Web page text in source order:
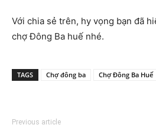
Với chia sẻ trên, hy vọng bạn đã
chợ Đông Ba huế nhé.
TAGS Chợ đông ba Chợ Đông Ba Huế
Previous article